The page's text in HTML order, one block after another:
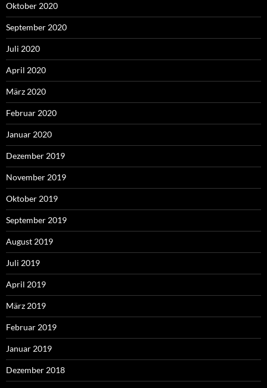
Oktober 2020
September 2020
Juli 2020
April 2020
März 2020
Februar 2020
Januar 2020
Dezember 2019
November 2019
Oktober 2019
September 2019
August 2019
Juli 2019
April 2019
März 2019
Februar 2019
Januar 2019
Dezember 2018